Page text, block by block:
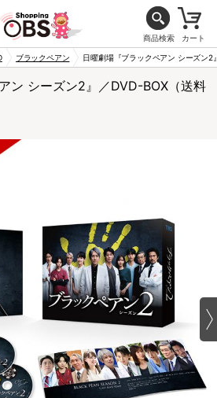
商品検索 カート
ブラックペアン 日曜劇場『ブラックペアン シーズン
ン シーズン2』／DVD-BOX（送料